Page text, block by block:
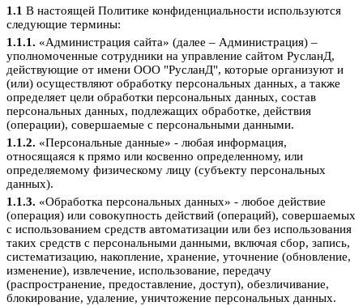
1.1 В настоящей Политике конфиденциальности используются
следующие термины:
1.1.1. «Администрация сайта» (далее – Администрация) –
уполномоченные сотрудники на управление сайтом РусланД,
действующие от имени ООО "РусланД", которые организуют и
(или) осуществляют обработку персональных данных, а также
определяет цели обработки персональных данных, состав
персональных данных, подлежащих обработке, действия
(операции), совершаемые с персональными данными.
1.1.2. «Персональные данные» - любая информация,
относящаяся к прямо или косвенно определенному, или
определяемому физическому лицу (субъекту персональных
данных).
1.1.3. «Обработка персональных данных» - любое действие
(операция) или совокупность действий (операций), совершаемых
с использованием средств автоматизации или без использования
таких средств с персональными данными, включая сбор, запись,
систематизацию, накопление, хранение, уточнение (обновление,
изменение), извлечение, использование, передачу
(распространение, предоставление, доступ), обезличивание,
блокирование, удаление, уничтожение персональных данных.